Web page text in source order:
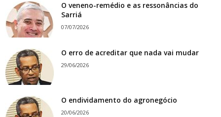
O veneno-remédio e as ressonâncias do
Sarriá
07/07/2026
O erro de acreditar que nada vai mudar
29/06/2026
O endividamento do agronegócio
20/06/2026